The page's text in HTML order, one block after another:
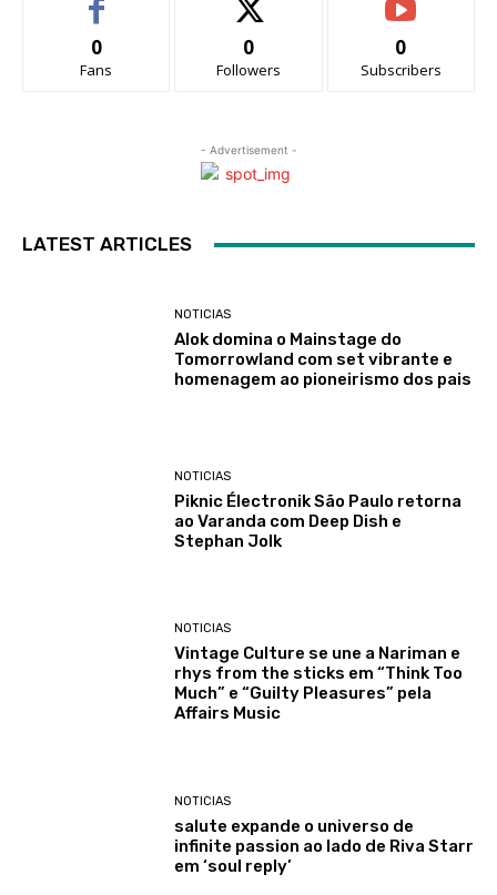
0
Fans
0
Followers
0
Subscribers
- Advertisement -
LATEST ARTICLES
NOTICIAS
Alok domina o Mainstage do
Tomorrowland com set vibrante e
homenagem ao pioneirismo dos pais
NOTICIAS
Piknic Électronik São Paulo retorna
ao Varanda com Deep Dish e
Stephan Jolk
NOTICIAS
Vintage Culture se une a Nariman e
rhys from the sticks em “Think Too
Much” e “Guilty Pleasures” pela
Affairs Music
NOTICIAS
salute expande o universo de
infinite passion ao lado de Riva Starr
em ‘soul reply’